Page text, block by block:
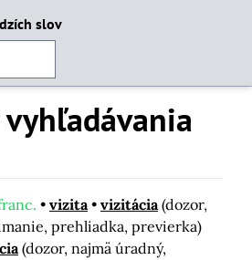
slov
vizita vizitácia (dozor,
prehliadka, previerka)
(dozor, najmä úradný,